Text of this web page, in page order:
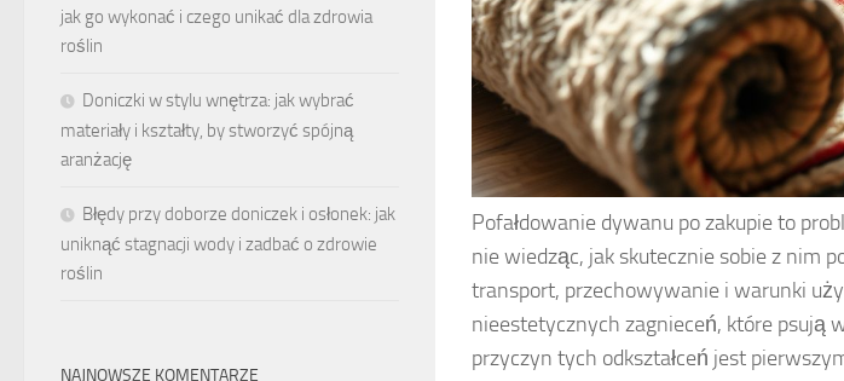
Pofałdowanie dywanu po zakupie to
nie wiedząc, jak skutecznie sobie z nim
transport, przechowywanie i warunki
nieestetycznych zagnieceń, które psują
przyczyn tych odkształceń jest
jak go wykonać i czego unikać dla zdrowia
roślin
Doniczki w stylu wnętrza: jak wybrać
materiały i kształty, by stworzyć spójną
aranżację
Błędy przy doborze doniczek i osłonek: jak
uniknąć stagnacji wody i zadbać o zdrowie
roślin
NAJNOWSZE KOMENTARZE